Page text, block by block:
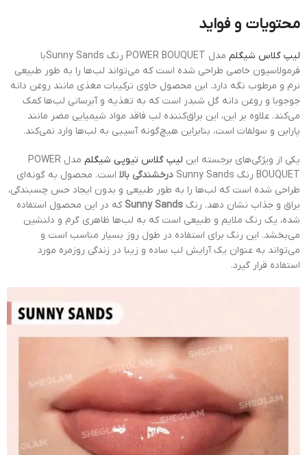
محتویات و فواید
لیپ گلاس شیگلم
مدل POWER BOUQUET رنگ Sunny Sandsبا
فرمولاسیون خاصی طراحی شده است که می‌تواند لب‌ها را به طور طبیعی
نرم و مرطوب نگه دارد. این محصول حاوی ترکیبات مغذی مانند روغن دانه
جوجوبا و روغن دانه گل شبدر است که به تغذیه و آبرسانی لب‌ها کمک
می‌کند. علاوه بر این، این براق‌کننده لب فاقد مواد شیمیایی مضر مانند
پارابن و سولفات است، بنابراین هیچ‌گونه آسیبی به لب‌ها وارد نمی‌کند.
یکی از ویژگی‌های برجسته این لیپ گلاس تیوپی شیگلم
مدل POWER
BOUQUET رنگ Sunny Sands
درخشندگی بالا است. محصول به گونه‌ای
طراحی شده است که لب‌ها را به طور طبیعی و بدون ایجاد حس چسبندگی،
براق و جذاب نشان دهد. رنگ Sunny Sandsکه در این محصول استفاده
شده، یک رنگ ملایم و طبیعی است که به لب‌ها ظاهری گرم و دلنشین
می‌بخشد. این رنگ برای استفاده در طول روز بسیار مناسب است و
می‌تواند به عنوان یک آرایش لب ساده و زیبا در زندگی روزمره مورد
استفاده قرار گیرد.